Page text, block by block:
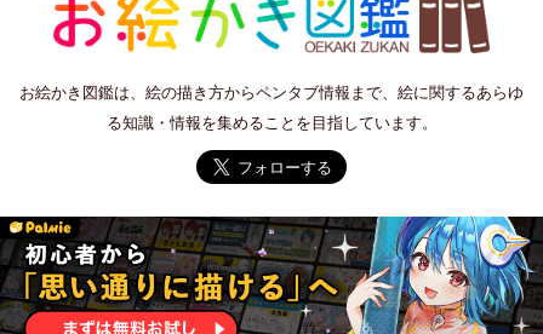
お絵かき図鑑は、絵の描き方からペンタブ情報まで、絵に関するあらゆ
る知識・情報を集めることを目指しています。